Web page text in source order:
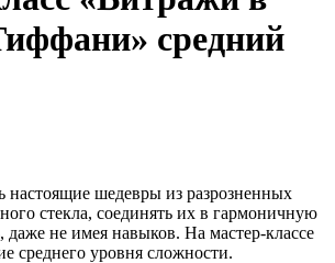
средний
настоящие шедевры из разрозненных
стекла, соединять их в гармоничную
даже не имея навыков. На мастер-классе
среднего уровня сложности.